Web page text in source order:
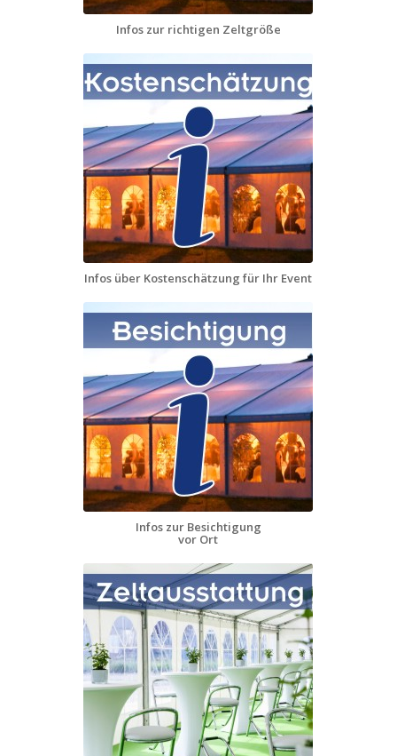
Infos zur richtigen Zeltgröße
Infos über Kostenschätzung für Ihr Event
Infos zur Besichtigung
vor Ort